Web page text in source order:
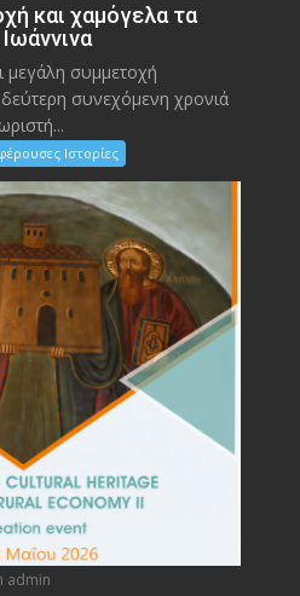
και χαμόγελα τα
μεγάλη συμμετοχή
συνεχόμενη χρονιά
Ιστορίες
admin